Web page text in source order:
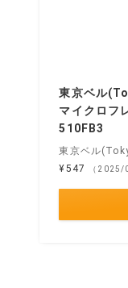
東京ベル
マイクロフ
510FB3
東京ベル
¥547
（